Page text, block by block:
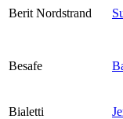
Berit Nordstrand
Besafe
Bialetti